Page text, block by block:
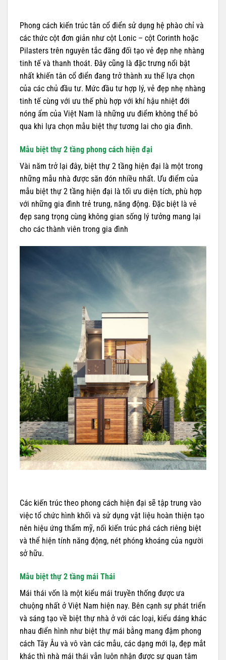
Phong cách kiến trúc tân cổ điển sử dụng hệ phào chỉ và
các thức cột đơn giản như cột Lonic – cột Corinth hoặc
Pilasters trên nguyên tắc đăng đối tạo vẻ đẹp nhẹ nhàng
tinh tế và thanh thoát. Đây cũng là đặc trưng nổi bật
nhất khiến tân cổ điển đang trở thành xu thế lựa chọn
của các chủ đầu tư. Mức đầu tư hợp lý, vẻ đẹp nhẹ nhàng
tinh tế cùng với ưu thế phù hợp với khí hậu nhiệt đới
nóng ẩm của Việt Nam là những ưu điểm không thể bỏ
qua khi lựa chọn mẫu biệt thự tương lai cho gia đình.
Mẫu biệt thự 2 tầng phong cách hiện đại
Vài năm trở lại đây, biệt thự 2 tầng hiện đại là một trong
những mẫu nhà được săn đón nhiều nhất. Ưu điểm của
mẫu biệt thự 2 tầng hiện đại là tối ưu diện tích, phù hợp
với những gia đình trẻ trung, năng động. Đặc biệt là vẻ
đẹp sang trọng cùng không gian sống lý tưởng mang lại
cho các thành viên trong gia đình
Các kiến trúc theo phong cách hiện đại sẽ tập trung vào
việc tổ chức hình khối và sử dụng vật liệu hoàn thiện tạo
nên hiệu ứng thẩm mỹ, nối kiến trúc phá cách riêng biệt
và thể hiện tính năng động, nét phóng khoáng của người
sở hữu.
Mẫu biệt thự 2 tầng mái Thái
Mái thái vốn là một kiểu mái truyền thống được ưa
chuộng nhất ở Việt Nam hiện nay. Bên cạnh sự phát triển
và sáng tạo về biệt thự nhà ở với các loại, kiểu dáng khác
nhau điển hình như biệt thự mái bằng mang đậm phong
cách Tây Âu và vô vàn các mẫu, các dạng mới lạ, đẹp mắt
khác thì nhà mái thái vẫn luôn nhận được sự quan tâm